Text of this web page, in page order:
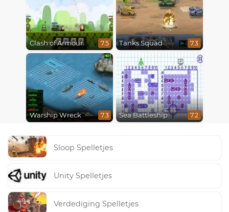
Clash of Armour 7.5 Tanks Squad 7.3
Warship Wreck 7.3 Sea Battleship 7.2
Sloop Spelletjes
Unity Spelletjes
Verdediging Spelletjes